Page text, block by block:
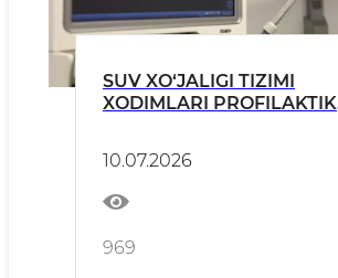
SUV XO‘JALIGI TIZIMI
XODIMLARI PROFILAKTIK
10.07.2026
969